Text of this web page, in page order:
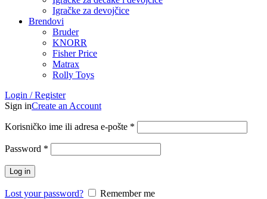
Igračke za devojčice
Brendovi
Bruder
KNORR
Fisher Price
Matrax
Rolly Toys
Login / Register
Sign inCreate an Account
Korisničko ime ili adresa e-pošte *
Password *
Log in
Lost your password?
Remember me